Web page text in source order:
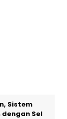
Sistem
dengan Sel